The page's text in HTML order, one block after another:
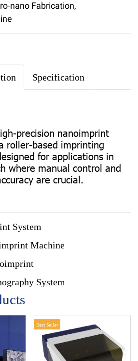
nano Fabrication,
Specification
precision nanoimprint
roller-based imprinting
for applications in
where manual control and
are crucial.
System
Machine
System
Best Seller